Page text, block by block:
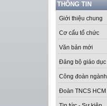
THÔNG TIN
Giới thiệu chung
Cơ cấu tổ chức
Văn bản mới
Đảng bộ giáo dục
Công đoàn ngành
Đoàn TNCS HCM